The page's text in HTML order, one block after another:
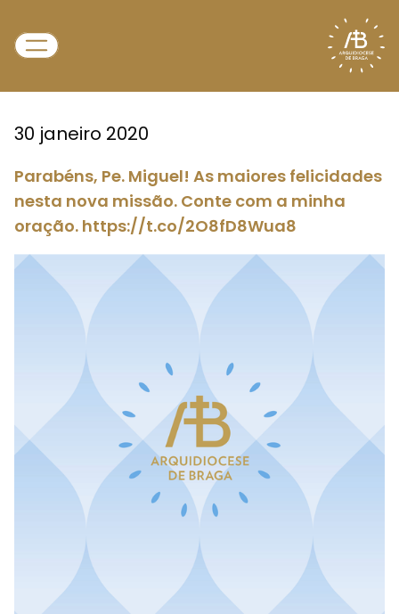
30 janeiro 2020
Parabéns, Pe. Miguel! As maiores felicidades
nesta nova missão. Conte com a minha
oração. https://t.co/2O8fD8Wua8